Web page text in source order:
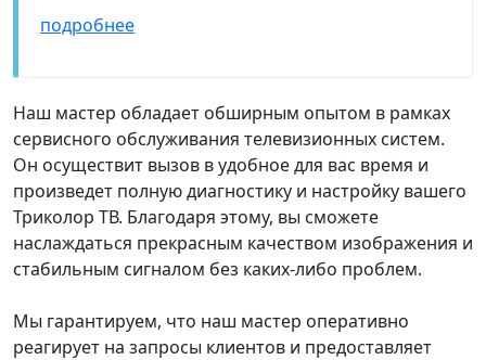
подробнее
Наш мастер обладает обширным опытом в рамках
сервисного обслуживания телевизионных систем.
Он осуществит вызов в удобное для вас время и
произведет полную диагностику и настройку вашего
Триколор ТВ. Благодаря этому, вы сможете
наслаждаться прекрасным качеством изображения и
стабильным сигналом без каких-либо проблем.
Мы гарантируем, что наш мастер оперативно
реагирует на запросы клиентов и предоставляет